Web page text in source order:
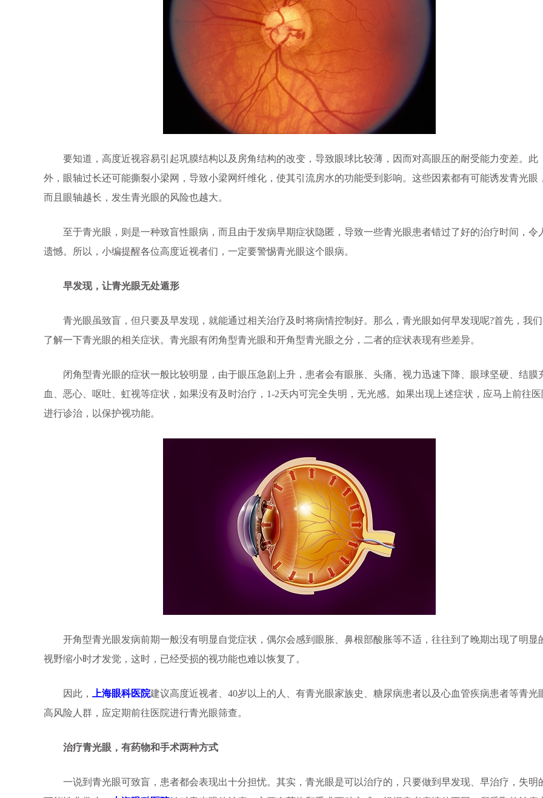
要知道，高度近视容易引起巩膜结构以及房角结构的改变，导致眼球比较薄，因而对高眼压的耐受能力变差。此
外，眼轴过长还可能撕裂小梁网，导致小梁网纤维化，使其引流房水的功能受到影响。这些因素都有可能诱发青光眼
而且眼轴越长，发生青光眼的风险也越大。
至于青光眼，则是一种致盲性眼病，而且由于发病早期症状隐匿，导致一些青光眼患者错过了好的治疗时间，令
遗憾。所以，小编提醒各位高度近视者们，一定要警惕青光眼这个眼病。
早发现，让青光眼无处遁形
青光眼虽致盲，但只要及早发现，就能通过相关治疗及时将病情控制好。那么，青光眼如何早发现呢?首先，我
了解一下青光眼的相关症状。青光眼有闭角型青光眼和开角型青光眼之分，二者的症状表现有些差异。
闭角型青光眼的症状一般比较明显，由于眼压急剧上升，患者会有眼胀、头痛、视力迅速下降、眼球坚硬、结膜
血、恶心、呕吐、虹视等症状，如果没有及时治疗，1-2天内可完全失明，无光感。如果出现上述症状，应马上前往医
进行诊治，以保护视功能。
开角型青光眼发病前期一般没有明显自觉症状，偶尔会感到眼胀、鼻根部酸胀等不适，往往到了晚期出现了明显
视野缩小时才发觉，这时，已经受损的视功能也难以恢复了。
因此， 上海眼科医院建议高度近视者、40岁以上的人、有青光眼家族史、糖尿病患者以及心血管疾病患者等青光
高风险人群，应定期前往医院进行青光眼筛查。
治疗青光眼，有药物和手术两种方式
一说到青光眼可致盲，患者都会表现出十分担忧。其实，青光眼是可以治疗的，只要做到早发现、早治疗，失明